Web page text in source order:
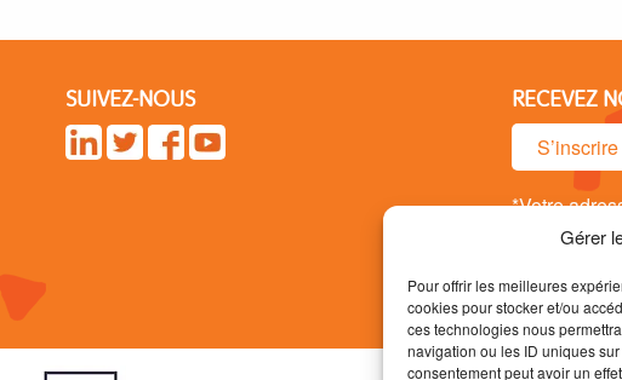
Gérer
Pour offrir les meilleures
cookies pour stocker et/ou
ces technologies nous
navigation ou les ID uniques
consentement peut avoir un
SUIVEZ-NOUS RECEVEZ
S’inscrire
*Votre
vous